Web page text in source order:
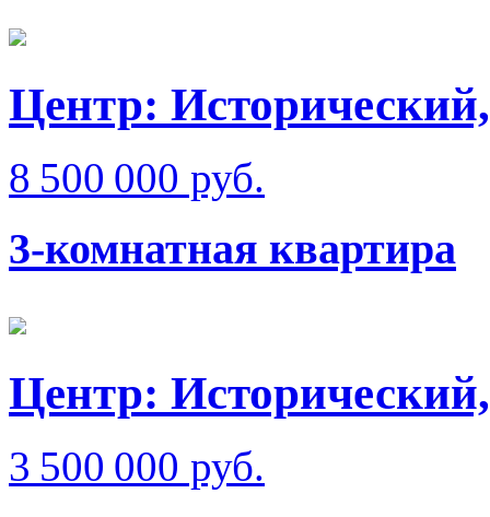
Центр:
8 500 000 руб.
3-комнатная квартира
Центр:
3 500 000 руб.